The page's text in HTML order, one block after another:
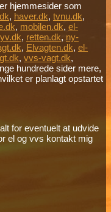
hjemmesider som
, haver.dk, tvnu.dk,
, mobilen.dk, el-
, retten.dk, ny-
, Elvagten.dk, el-
, vvs-vagt.dk,
hundrede sider mere,
er planlagt opstartet
for eventuelt at udvide
el og vvs kontakt mig